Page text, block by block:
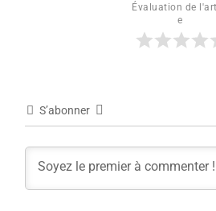
Évaluation de
e
S’abonner